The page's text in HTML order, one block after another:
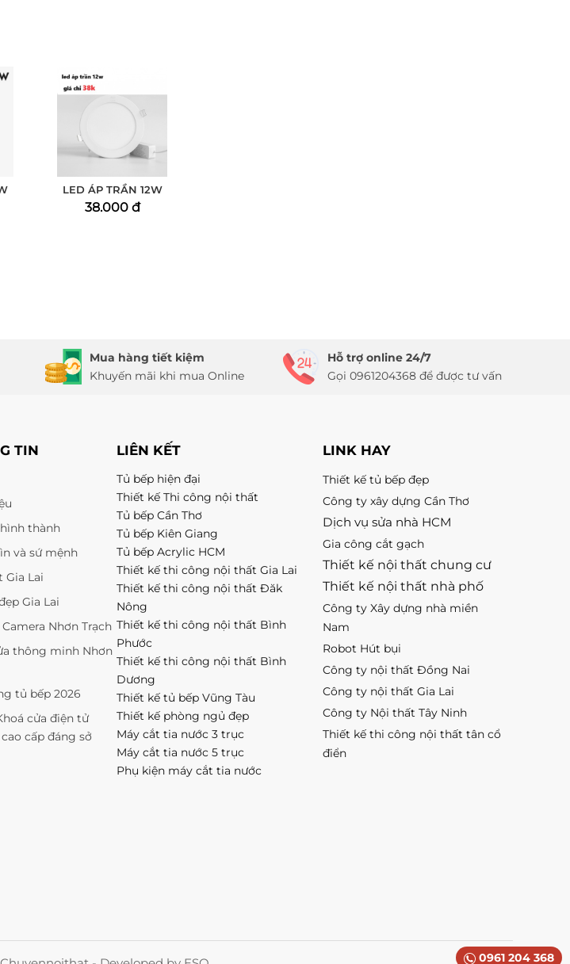
0961 204 368
LED ÁP TRẦN 12W
38.000 đ
Mua hàng tiết kiệm
Khuyến mãi khi mua Online
Hỗ trợ online 24/7
Gọi 0961204368 để được tư vấn
TIN
thành
và sứ mệnh
Gia Lai
Gia Lai
Nhơn Trạch
thông minh Nhơn
tủ bếp 2026
cửa điện tử
cấp đáng sở
LIÊN KẾT
Tủ bếp hiện đại
Thiết kế Thi công nội thất
Tủ bếp Cần Thơ
Tủ bếp Kiên Giang
Tủ bếp Acrylic HCM
Thiết kế thi công nội thất Gia Lai
Thiết kế thi công nội thất Đăk
Nông
Thiết kế thi công nội thất Bình
Phước
Thiết kế thi công nội thất Bình
Dương
Thiết kế tủ bếp Vũng Tàu
Thiết kế phòng ngủ đẹp
Máy cắt tia nước 3 trục
Máy cắt tia nước 5 trục
Phụ kiện máy cắt tia nước
LINK HAY
Thiết kế tủ bếp đẹp
Công ty xây dựng Cần Thơ
Dịch vụ sửa nhà HCM
Gia công cắt gạch
Thiết kế nội thất chung cư
Thiết kế nội thất nhà phố
Công ty Xây dựng nhà miền
Nam
Robot Hút bụi
Công ty nội thất Đồng Nai
Công ty nội thất Gia Lai
Công ty Nội thất Tây Ninh
Thiết kế thi công nội thất tân cổ
điển